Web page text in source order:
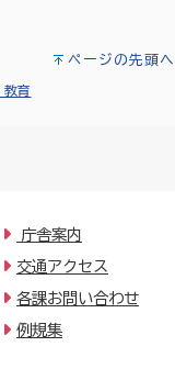
ページの先頭へ
教育
庁舎案内
交通アクセス
各課お問い合わせ
例規集